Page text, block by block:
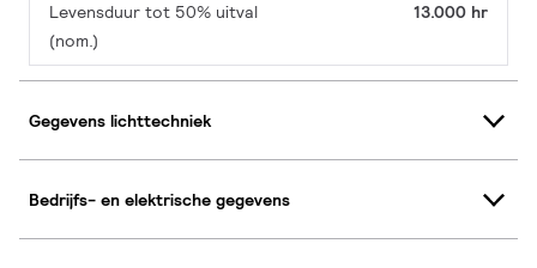
Levensduur tot 50% uitval
(nom.)
13.000 hr
Gegevens lichttechniek
Bedrijfs- en elektrische gegevens